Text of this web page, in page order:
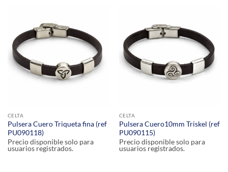
CELTA
Pulsera Cuero Triqueta fina (ref
PU090118)
Precio disponible solo para
usuarios registrados.
CELTA
Pulsera Cuero10mm Triskel (ref
PU090115)
Precio disponible solo para
usuarios registrados.